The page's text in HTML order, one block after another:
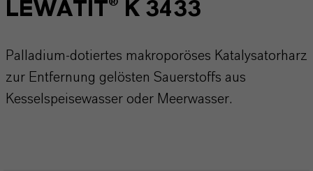
LEWATIT® K 3433
Palladium-dotiertes makroporöses Katalysatorharz
zur Entfernung gelösten Sauerstoffs aus
Kesselspeisewasser oder Meerwasser.